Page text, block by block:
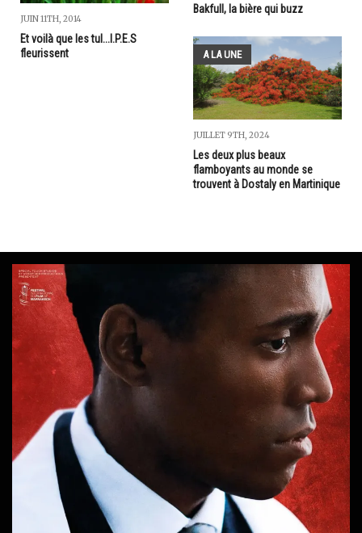
JUIN 11TH, 2014
Et voilà que les tul...I.P.E.S
fleurissent
Bakfull, la bière qui buzz
A LA UNE
JUILLET 9TH, 2024
Les deux plus beaux
flamboyants au monde se
trouvent à Dostaly en Martinique